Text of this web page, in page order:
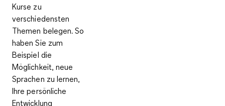
Kurse zu
verschiedensten
Themen belegen. So
haben Sie zum
Beispiel die
Möglichkeit,neue
Sprachen zu lernen,
Ihre persönliche
Entwicklung